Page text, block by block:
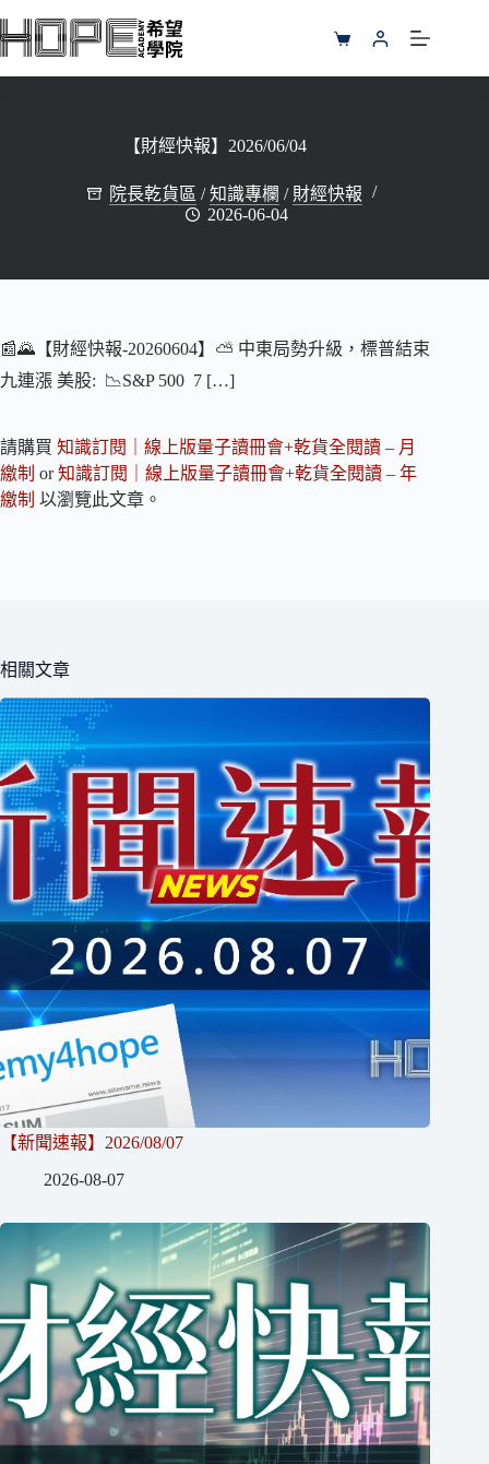
至
購
物
【財經快報】2026/06/04
院長乾貨區 /知識專欄 / 財經快報
2026-06-04
📰🌄【財經快報-20260604】⛅️ 中東局勢升級，標普結束
九連漲 美股: 📉S&P 500 7 […]
請購買 知識訂閱｜線上版量子讀冊會+乾貨全閱讀 – 月
繳制 or知識訂閱｜線上版量子讀冊會+乾貨全閱讀 – 年
繳制 以瀏覽此文章。
相關文章
【新聞速報】2026/08/07
2026-08-07